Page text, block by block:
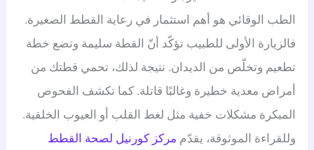
الطب الوقائي هو أهم استثمار في رعاية القطط الصغيرة.
فالزيارة الأولى للطبيب تؤكّد أنّ القطة سليمة وتضع خطة
تطعيم وتخلّص من الديدان. نتيجة لذلك، تحمي قطتك من
أمراض معدية خطيرة وغالبًا قاتلة. كما تكشف الفحوص
المبكرة مشكلات خفية مثل لغط القلب أو العيوب الخلقية.
وللقراءة الموثوقة، يقدّممركز كورنيل لصحة القطط